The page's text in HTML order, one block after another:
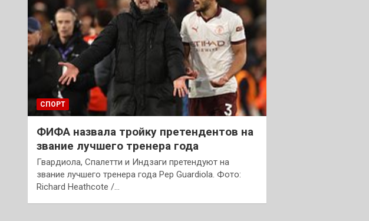
СПОРТ
ФИФА назвала тройку претендентов на
звание лучшего тренера года
Гвардиола, Спалетти и Индзаги претендуют на
звание лучшего тренера года Pep Guardiola. Фото:
Richard Heathcote /…